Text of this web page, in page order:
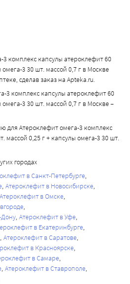
комплекс капсулы атероклефит 60
3 30 шт. массой 0,7 г в Москве
сделав заказ на Apteka.ru.
3 комплекс капсулы атероклефит 60
3 30 шт. массой 0,7 г в Москве –
для Атероклефит омега-3 комплекс
массой 0,25 г + капсулы омега-3 30 шт.
городах
в Санкт-Петербурге
Атероклефит в Новосибирске
Атероклефит в Омске
Дону Атероклефит в Уфе
в Екатеринбурге
Атероклефит в Саратове
в Красноярске
в Самаре
Атероклефит в Ставрополе